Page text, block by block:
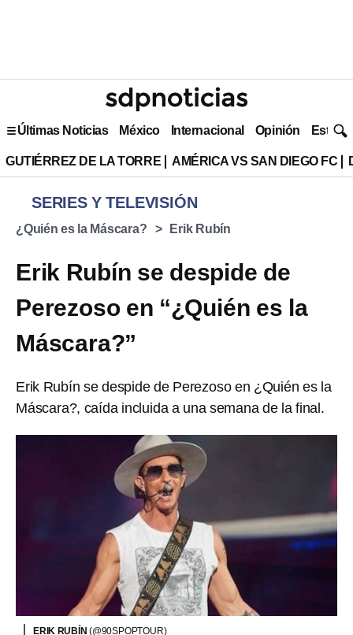
Últimas Noticias México Internacional Opinión Estilo
GUTIÉRREZ DE LA TORRE AMÉRICA VS SAN DIEGO FC
SERIES Y TELEVISIÓN
¿Quién es la Máscara? Erik Rubín
Erik Rubín se despide de
Perezoso en “¿Quién es la
Máscara?”
Erik Rubín se despide de Perezoso en ¿Quién es la
Máscara?, caída incluida a una semana de la final.
ERIK RUBÍN (@90SPOPTOUR)